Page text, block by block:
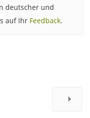
deutscher und
auf Ihr Feedback.